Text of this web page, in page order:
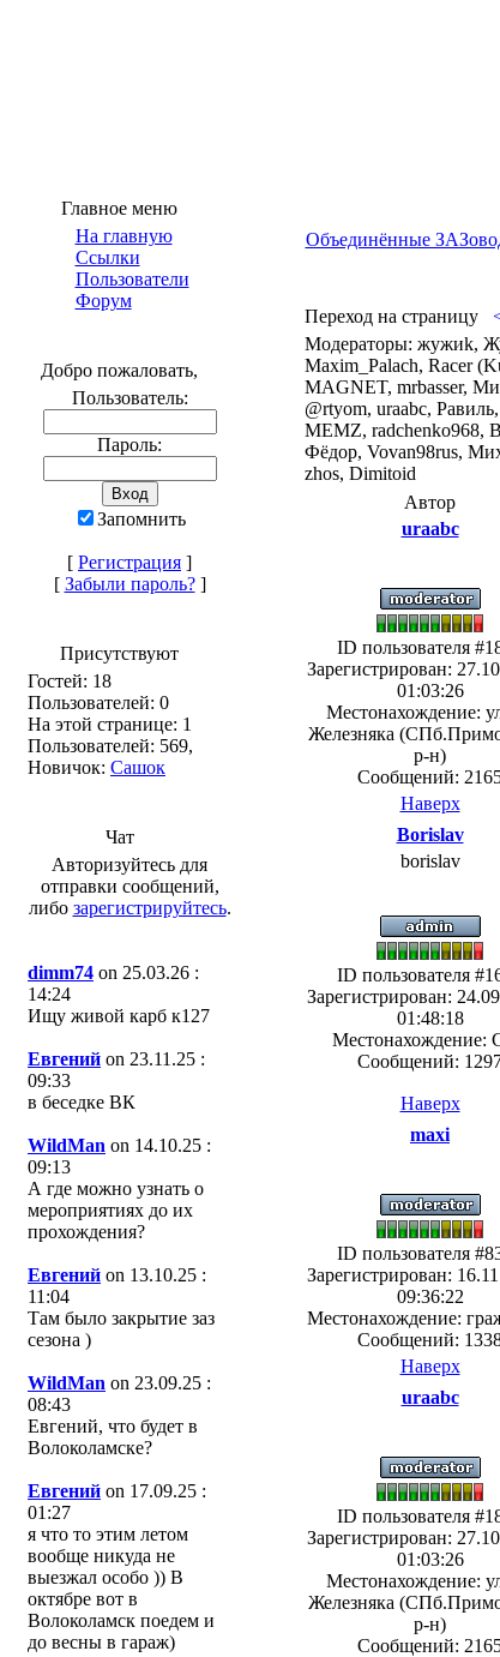
Главное меню
На главную
Ссылки
Пользователи
Форум
Добро пожаловать,
Пользователь:
Пароль:
Запомнить
[ Регистрация ]
[ Забыли пароль?]
Присутствуют
Гостей: 18
Пользователей: 0
На этой странице: 1
Пользователей: 569,
Новичок: Сашок
Чат
Авторизуйтесь для
отправки сообщений,
либо зарегистрируйтесь.
dimm74 on 25.03.26 :
14:24
Ищу живой карб к127
Евгений on 23.11.25 :
09:33
в беседке ВК
WildMan on 14.10.25 :
09:13
А где можно узнать о
мероприятиях до их
прохождения?
Евгений on 13.10.25 :
11:04
Там было закрытие заз
сезона )
WildMan on 23.09.25 :
08:43
Евгений, что будет в
Волоколамске?
Евгений on 17.09.25 :
01:27
я что то этим летом
вообще никуда не
выезжал особо )) В
октябре вот в
Волоколамск поедем и
до весны в гараж)
Объединённые
Переход на страницу
Модераторы: жужиk,
Maxim_Palach, Racer
MAGNET, mrbasser,
@rtyom, uraabc,
MEMZ, radchenko968,
Фёдор, Vovan98rus,
zhos, Dimitoid
Автор
uraabc
ID пользователя
Зарегистрирован:
01:03:26
Местонахождение:
Железняка
р-н)
Сообщений:
Наверх
Borislav
borislav
ID пользователя
Зарегистрирован:
01:48:18
Местонахождение:
Сообщений:
Наверх
maxi
ID пользователя
Зарегистрирован:
09:36:22
Местонахождение:
Сообщений:
Наверх
uraabc
ID пользователя
Зарегистрирован:
01:03:26
Местонахождение:
Железняка
р-н)
Сообщений: